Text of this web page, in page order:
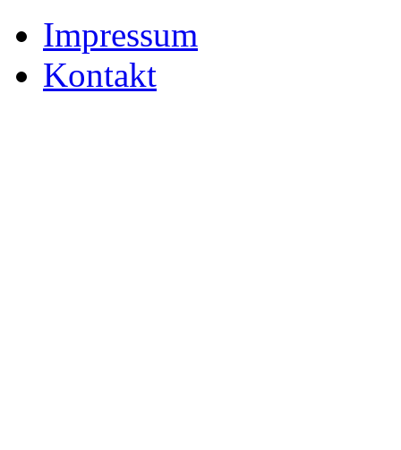
Impressum
Kontakt